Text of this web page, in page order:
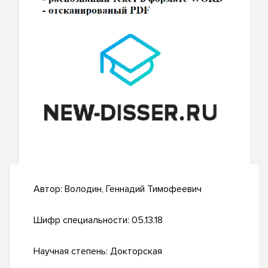
Автор: Володин, Геннадий Тимофеевич
Шифр специальности: 05.13.18
Научная степень: Докторская